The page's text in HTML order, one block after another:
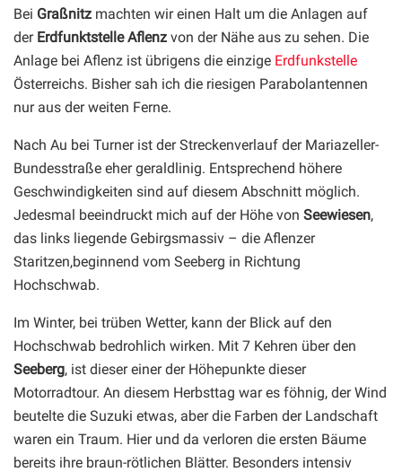
Bei Graßnitz machten wir einen Halt um die Anlagen auf
der Erdfunktstelle Aflenz von der Nähe aus zu sehen. Die
Anlage bei Aflenz ist übrigens die einzige Erdfunkstelle
Österreichs. Bisher sah ich die riesigen Parabolantennen
nur aus der weiten Ferne.
Nach Au bei Turner ist der Streckenverlauf der Mariazeller-
Bundesstraße eher geraldlinig. Entsprechend höhere
Geschwindigkeiten sind auf diesem Abschnitt möglich.
Jedesmal beeindruckt mich auf der Höhe von Seewiesen,
das links liegende Gebirgsmassiv – die Aflenzer
Staritzen,beginnend vom Seeberg in Richtung
Hochschwab.
Im Winter, bei trüben Wetter, kann der Blick auf den
Hochschwab bedrohlich wirken. Mit 7 Kehren über den
Seeberg, ist dieser einer der Höhepunkte dieser
Motorradtour. An diesem Herbsttag war es föhnig, der Wind
beutelte die Suzuki etwas, aber die Farben der Landschaft
waren ein Traum. Hier und da verloren die ersten Bäume
bereits ihre braun-rötlichen Blätter. Besonders intensiv